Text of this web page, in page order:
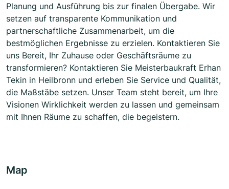
Planung und Ausführung bis zur finalen Übergabe. Wir
setzen auf transparente Kommunikation und
partnerschaftliche Zusammenarbeit, um die
bestmöglichen Ergebnisse zu erzielen. Kontaktieren Sie
uns Bereit, Ihr Zuhause oder Geschäftsräume zu
transformieren? Kontaktieren Sie Meisterbaukraft Erhan
Tekin in Heilbronn und erleben Sie Service und Qualität,
die Maßstäbe setzen. Unser Team steht bereit, um Ihre
Visionen Wirklichkeit werden zu lassen und gemeinsam
mit Ihnen Räume zu schaffen, die begeistern.
Map